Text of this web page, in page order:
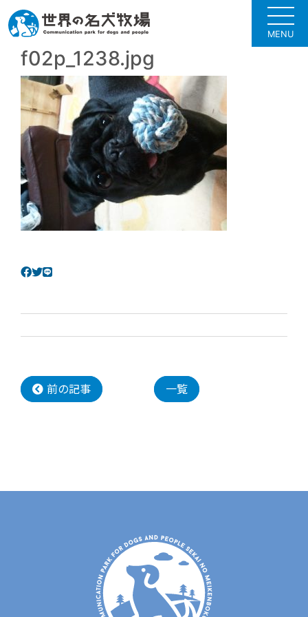
MENU
f02p_1238.jpg
前の記事 一覧